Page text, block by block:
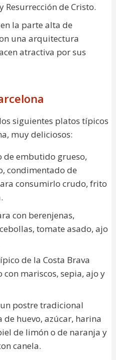
Resurrección de Cristo.
la parte alta de
una arquitectura
atractiva por sus
siguientes platos típicos
muy deliciosos:
de embutido grueso,
condimentado de
consumirlo crudo, frito
con berenjenas,
tomate asado, ajo
de la Costa Brava
mariscos, sepia, ajo y
un postre tradicional
huevo, azúcar, harina
de limón o de naranja y
canela.